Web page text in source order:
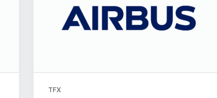
TFX